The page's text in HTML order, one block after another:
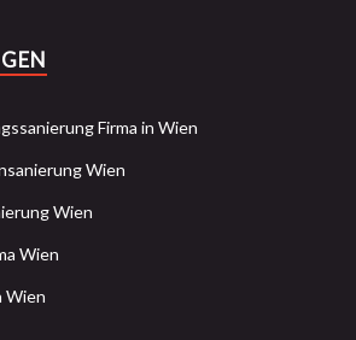
Firma in Wien
Wien
Wien
Wien
Wien